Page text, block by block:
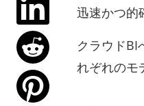
迅速かつ的
クラウドBI
れぞれのモ